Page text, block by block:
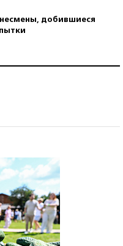
добившиеся